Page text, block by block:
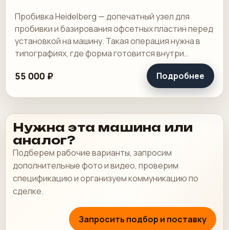
Пробивка Heidelberg — допечатный узел для
пробивки и базирования офсетных пластин перед
установкой на машину. Такая операция нужна в
типографиях, где форма готовится внутри
предприятия и от точности пробивки зависит.
55 000 ₽ Подробнее
Нужна эта машина или
аналог?
Подберем рабочие варианты, запросим
дополнительные фото и видео, проверим
спецификацию и организуем коммуникацию по
сделке.
Запросить подбор и поставку